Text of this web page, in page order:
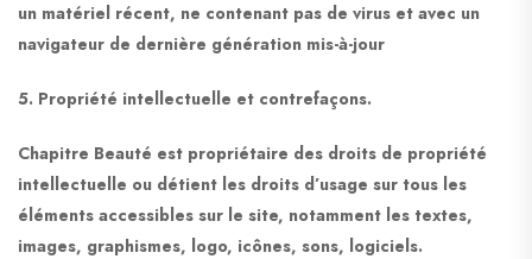
un matériel récent, ne contenant pas de virus et avec un
navigateur de dernière génération mis-à-jour
5. Propriété intellectuelle et contrefaçons.
Chapitre Beauté est propriétaire des droits de propriété
intellectuelle ou détient les droits d’usage sur tous les
éléments accessibles sur le site, notamment les textes,
images, graphismes, logo, icônes, sons, logiciels.